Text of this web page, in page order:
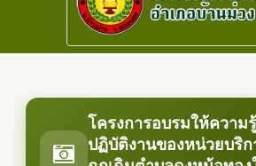
โครงการอบรมให้ความ
ปฏิบัติงานของหน่วยบริ